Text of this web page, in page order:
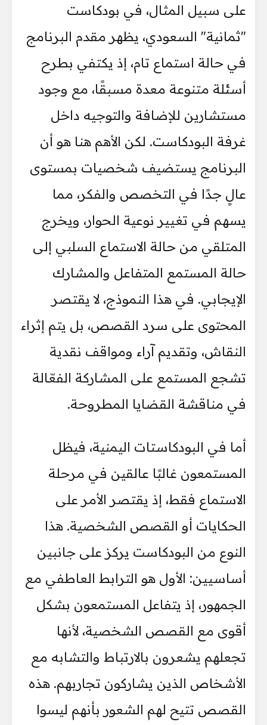
على سبيل المثال، في بودكاست
"ثمانية" السعودي، يظهر مقدم البرنامج
في حالة استماع تام، إذ يكتفي بطرح
أسئلة متنوعة معدة مسبقًا، مع وجود
مستشارين للإضافة والتوجيه داخل
غرفة البودكاست. لكن الأهم هنا هو أن
البرنامج يستضيف شخصيات بمستوى
عالٍ جدًا في التخصص والفكر، مما
يسهم في تغيير نوعية الحوار، ويخرج
المتلقي من حالة الاستماع السلبي إلى
حالة المستمع المتفاعل والمشارك
الإيجابي. في هذا النموذج، لا يقتصر
المحتوى على سرد القصص، بل يتم إثراء
النقاش، وتقديم آراء ومواقف نقدية
تشجع المستمع على المشاركة الفعّالة
في مناقشة القضايا المطروحة.
أما في البودكاستات اليمنية، فيظل
المستمعون غالبًا عالقين في مرحلة
الاستماع فقط، إذ يقتصر الأمر على
الحكايات أو القصص الشخصية. هذا
النوع من البودكاست يركز على جانبين
أساسيين: الأول هو الترابط العاطفي مع
الجمهور، إذ يتفاعل المستمعون بشكل
أقوى مع القصص الشخصية، لأنها
تجعلهم يشعرون بالارتباط والتشابه مع
الأشخاص الذين يشاركون تجاربهم. هذه
القصص تتيح لهم الشعور بأنهم ليسوا